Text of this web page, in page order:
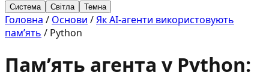
Система Світла Темна
Головна / Основи /Як AI-агенти використовують
пам’ять / Python
Памʼять агента у Python: